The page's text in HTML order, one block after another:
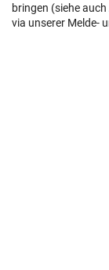
bringen (siehe auch
via unserer Melde-